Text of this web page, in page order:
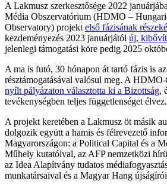
A Lakmusz szerkesztősége 2022
Média Obszervatórium (HDMO –
Observatory) projekt első fázisának
kezdeményezés 2023 januárjától új,
jelenlegi támogatási köre pedig 2025
A ma is futó, 30 hónapon át tartó fázis is
résztámogatásával valósul meg. A
nyílt pályázaton választotta ki a Bizottság,
tevékenységben teljes függetlenséget élvez.
A projekt keretében a Lakmusz öt másik
dolgozik együtt a hamis és félrevezető
Magyarországon: a Political Capital és a
Műhely kutatóival, az AFP nemzetközi
az Idea Alapítvány tudatos
munkatársaival és a Magyar Hang